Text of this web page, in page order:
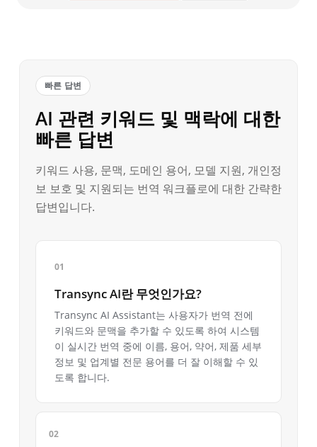
빠른 답변
AI 관련 키워드 및 맥락에 대한
빠른 답변
키워드 사용, 문맥, 도메인 용어, 모델 지원, 개인정
보 보호 및 지원되는 번역 워크플로에 대한 간략한
답변입니다.
Transync AI란 무엇인가요?
Transync AI Assistant는 사용자가 번역 전에
키워드와 문맥을 추가할 수 있도록 하여 시스템
이 실시간 번역 중에 이름, 용어, 약어, 제품 세부
정보 및 업계별 전문 용어를 더 잘 이해할 수 있
도록 합니다.